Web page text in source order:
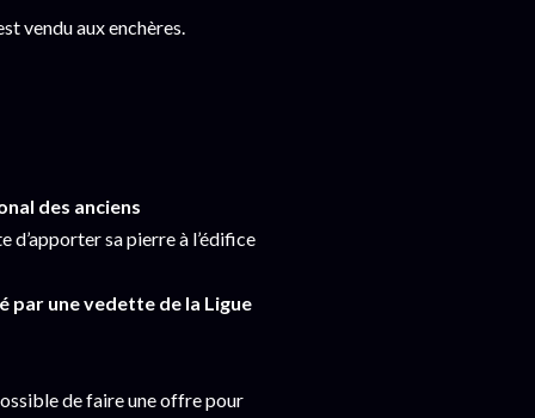
vendu aux enchères.
des anciens
d’apporter sa pierre à l’édifice
par une vedette de la Ligue
de faire une offre pour